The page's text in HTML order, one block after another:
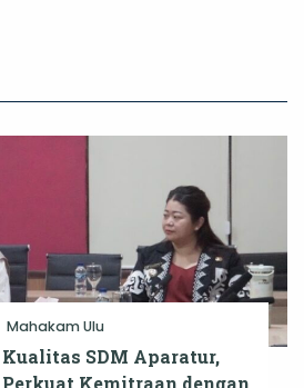
Mahakam Ulu
SDM Aparatur,
Kemitraan dengan